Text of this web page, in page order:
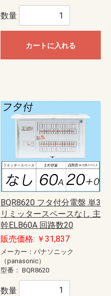
数量
カートに入れる
BQR8620 フタ付分電盤 単3
リミッタースペースなし 主
幹ELB60A 回路数20
販売価格: ￥31,837
メーカー：パナソニック
（panasonic）
型番： BQR8620
数量